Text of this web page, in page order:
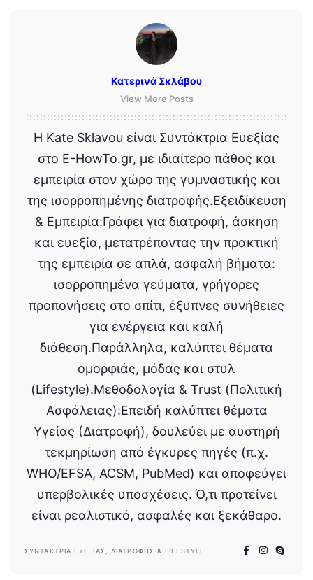
Κατερινά Σκλάβου
View More Posts
Η Kate Sklavou είναι Συντάκτρια Ευεξίας
στο E-HowTo.gr, με ιδιαίτερο πάθος και
εμπειρία στον χώρο της γυμναστικής και
της ισορροπημένης διατροφής.Εξειδίκευση
& Εμπειρία:Γράφει για διατροφή, άσκηση
και ευεξία, μετατρέποντας την πρακτική
της εμπειρία σε απλά, ασφαλή βήματα:
ισορροπημένα γεύματα, γρήγορες
προπονήσεις στο σπίτι, έξυπνες συνήθειες
για ενέργεια και καλή
διάθεση.Παράλληλα, καλύπτει θέματα
ομορφιάς, μόδας και στυλ
(Lifestyle).Μεθοδολογία & Trust (Πολιτική
Ασφάλειας):Επειδή καλύπτει θέματα
Υγείας (Διατροφή), δουλεύει με αυστηρή
τεκμηρίωση από έγκυρες πηγές (π.χ.
WHO/EFSA, ACSM, PubMed) και αποφεύγει
υπερβολικές υποσχέσεις. Ό,τι προτείνει
είναι ρεαλιστικό, ασφαλές και ξεκάθαρο.
ΣΥΝΤΆΚΤΡΙΑ ΕΥΕΞΊΑΣ, ΔΙΑΤΡΟΦΉΣ & LIFESTYLE